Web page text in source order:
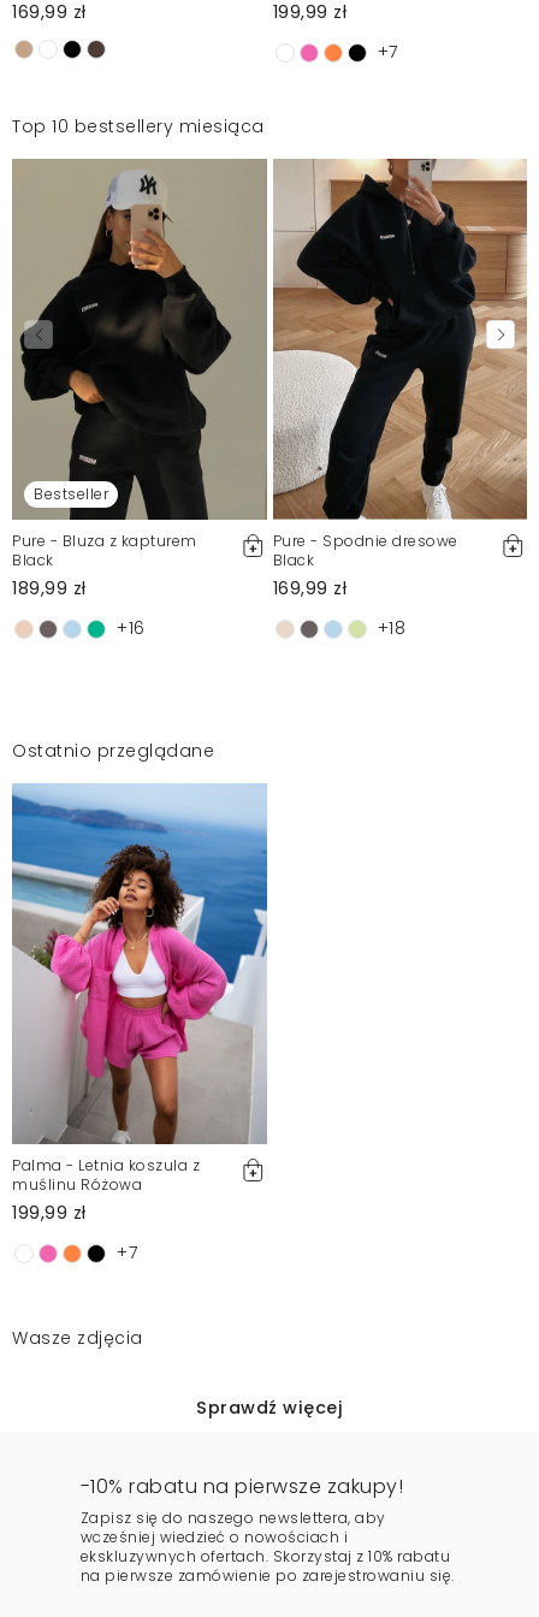
169,99 zł
199,99 zł
+7
Top 10 bestsellery miesiąca
Bestseller
Pure - Bluza z kapturem
Black
189,99 zł
+16
Pure - Spodnie dresowe
Black
169,99 zł
+18
Ostatnio przeglądane
Palma - Letnia koszula z
muślinu Różowa
199,99 zł
+7
Wasze zdjęcia
Sprawdź więcej
-10% rabatu na pierwsze zakupy!
Zapisz się do naszego newslettera, aby
wcześniej wiedzieć o nowościach i
ekskluzywnych ofertach. Skorzystaj z 10% rabatu
na pierwsze zamówienie po zarejestrowaniu się.